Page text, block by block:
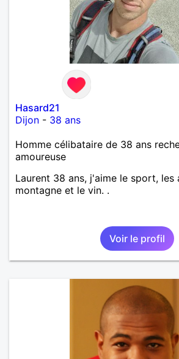
Hasard21
Dijon - 38 ans
Homme célibataire de 38 ans
amoureuse
Laurent 38 ans, j'aime le sport, les
montagne et le vin. .
Voir le profil